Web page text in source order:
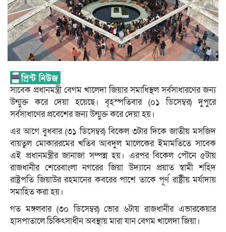
সাবেক প্রধানমন্ত্রী বেগম খালেদা জিয়ার সমাধিস্থল সর্বসাধারণের জন্য
উন্মুক্ত করে দেয়া হয়েছে। বৃহস্পতিবার (০১ ডিসেম্বর) দুপুরে
সর্বসাধাণের প্রবেশের জন্য উন্মুক্ত করে দেয়া হয়।
এর আগে বুধবার (৩১ ডিসেম্বর) বিকেল ৩টার দিকে জাতীয় মসজিদ
বায়তুল মোকাররমের খতিব আবদুল মালেকের ইমামতিতে সাবেক
এই প্রধানমন্ত্রীর জানাজা সম্পন্ন হয়। এরপর বিকেল পৌনে ৫টায়
রাজধানীর শেরেবাংলা নগরের জিয়া উদ্যানে প্রয়াত স্বামী শহিদ
রাষ্ট্রপতি জিয়াউর রহমানের কবরের পাশে তাকে পূর্ণ রাষ্ট্রীয় মর্যাদায়
সমাহিত করা হয়।
গত মঙ্গলবার (৩০ ডিসেম্বর) ভোর ৬টায় রাজধানীর এভারকেয়ার
হাসপাতালে চিকিৎসাধীন অবস্থায় মারা যান বেগম খালেদা জিয়া।